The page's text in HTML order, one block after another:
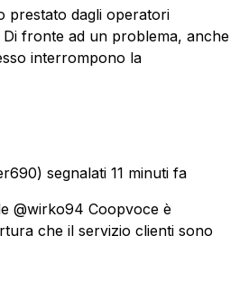
prestato dagli operatori
fronte ad un problema, anche
interrompono la
segnalati 11 minuti fa
@wirko94 Coopvoce è
che il servizio clienti sono